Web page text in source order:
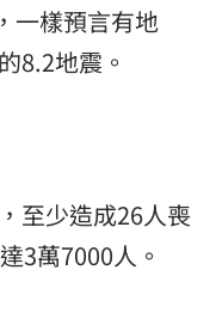
一樣預言有地
8.2地震。
至少造成26人喪
3萬7000人。